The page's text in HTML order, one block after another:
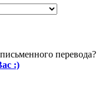
перевода?
:)